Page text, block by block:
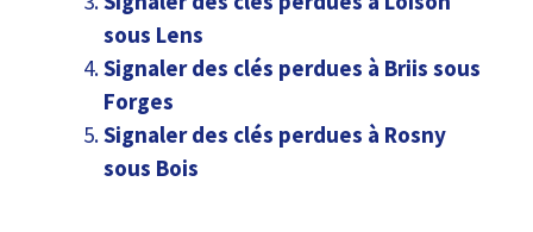
sous Lens
Signaler des clés perdues à Briis sous
Forges
Signaler des clés perdues à Rosny
sous Bois